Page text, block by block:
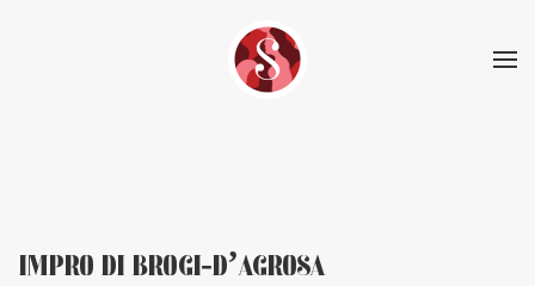
Skip to main content
IMPRO DI BROGI-D’AGROSA